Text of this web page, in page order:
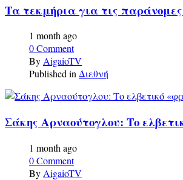
Τα τεκμήρια για τις
1 month ago
0 Comment
ByAigaioTV
Published inΔιεθνή
Σάκης Αρναούτογλου: Το
1 month ago
0 Comment
By AigaioTV